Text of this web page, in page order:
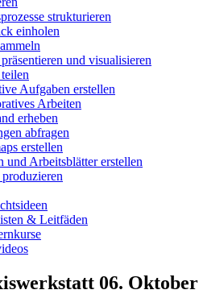
strukturieren
einholen
und visualisieren
Aufgaben erstellen
Arbeiten
erheben
abfragen
erstellen
und Arbeitsblätter erstellen
& Leitfäden
06. Oktober